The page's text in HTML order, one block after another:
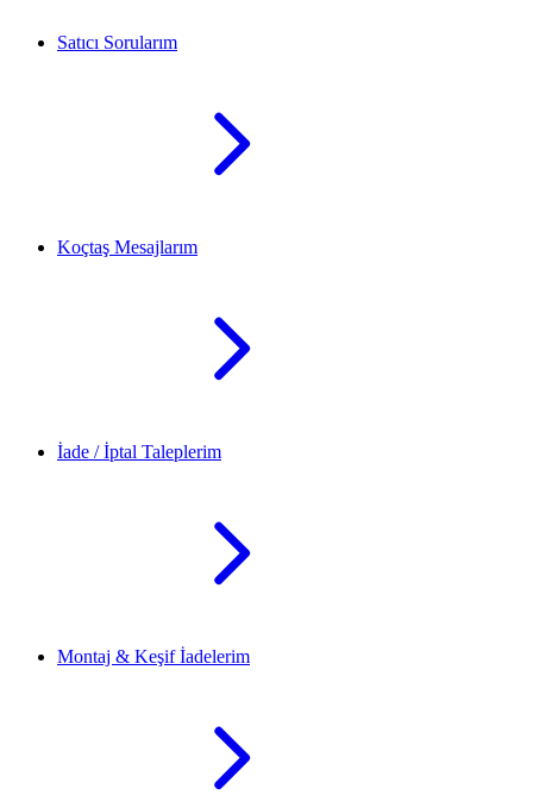
Satıcı Sorularım
Koçtaş Mesajlarım
İade / İptal Taleplerim
Montaj & Keşif İadelerim